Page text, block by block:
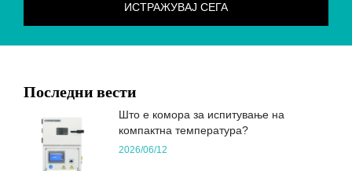
Последни вести
Што е комора за испитување на
компактна температура?
2026/06/12